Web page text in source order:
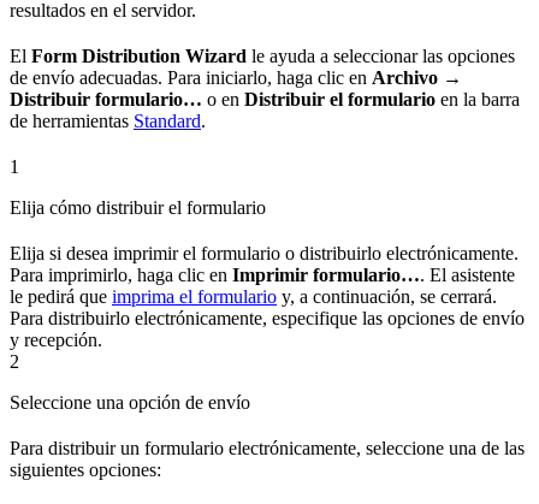
resultados en el servidor.
El Form Distribution Wizard le ayuda a seleccionar las opciones
de envío adecuadas. Para iniciarlo, haga clic en Archivo →
Distribuir formulario… o en Distribuir el formulario en la barra
de herramientas Standard.
1
Elija cómo distribuir el formulario
Elija si desea imprimir el formulario o distribuirlo electrónicamente.
Para imprimirlo, haga clic en Imprimir formulario…. El asistente
le pedirá que imprima el formulario y, a continuación, se cerrará.
Para distribuirlo electrónicamente, especifique las opciones de envío
y recepción.
2
Seleccione una opción de envío
Para distribuir un formulario electrónicamente, seleccione una de las
siguientes opciones: